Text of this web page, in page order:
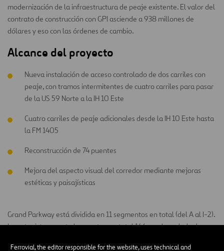
Ferrovial, the editor responsible for the website, uses technical and
modernización de la infraestructura de peaje existente. El valor del
contrato de construcción con GPI asciende a 938 millones de
dólares y eso con las órdenes de cambio.
Alcance del proyecto
Nueva instalación de acceso controlado de dos carriles con
peaje, con tramos intermitentes de cuatro carriles para pasar
de la US 59 Norte a la IH 10 Este
Cuatro carriles de peaje adicionales desde la IH 10 Este hasta
la FM 1405
Reconstrucción de 74 puentes
Mejora del aspecto visual del corredor mediante mejoras
estéticas y paisajísticas
Grand Parkway está dividida en 11 segmentos en total (del A al I-2).
La autopista conecta la carretera estatal 146 en el condado de